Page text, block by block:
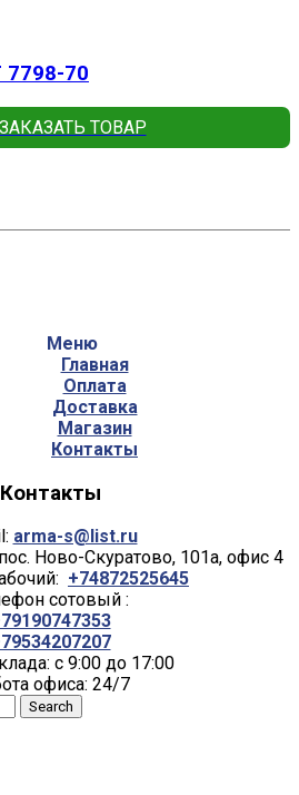
70
ЗАКАЗАТЬ ТОВАР
Меню
Главная
Оплата
Доставка
Магазин
Контакты
Контакты
arma-s@list.ru
Ново-Скуратово, 101а, офис 4
+74872525645
сотовый :
с 9:00 до 17:00
офиса: 24/7
Search